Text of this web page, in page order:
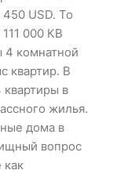
USD. То
000 КВ
4 комнатной
квартир. В
в
жилья.
дома в
вопрос